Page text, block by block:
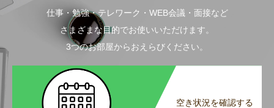
仕事・勉強・テレワーク・WEB会議・面接など
さまざまな目的でお使いいただけます。
3つのお部屋からおえらびください。
空き状況を確認する